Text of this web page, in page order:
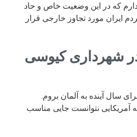
دارم که در این وضعیت خاص و حاد
ایران مورد تجاوز خارجی قرار
شهرداری کیوسی
سال آینده به آلمان بروم.
آمریکایی نتوانست جایی مناسب